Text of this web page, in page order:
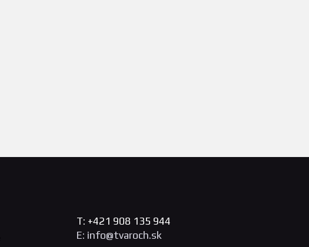
T: +421 908 135 944
E: info@tvaroch.sk